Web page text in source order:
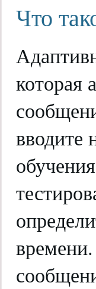
Что
которая
вводите